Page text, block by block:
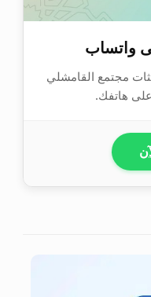
واتساب
مجتمع القامشلي
هاتفك.